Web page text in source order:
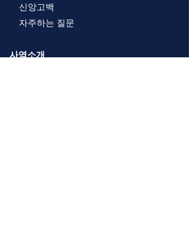
신앙고백
자주하는 질문
사역소개